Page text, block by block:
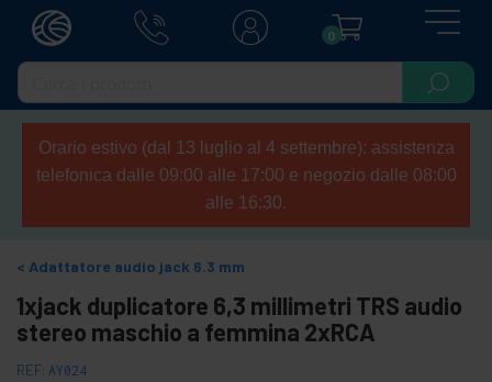
0
Orario estivo (dal 13 luglio al 4 settembre): assistenza
telefonica dalle 09:00 alle 17:00 e negozio dalle 08:00
alle 16:30.
Adattatore audio jack 6.3 mm
1xjack duplicatore 6,3 millimetri TRS audio
stereo maschio a femmina 2xRCA
REF: AY024